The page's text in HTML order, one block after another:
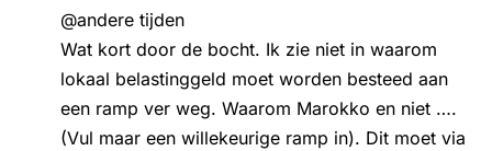
@andere tijden
Wat kort door de bocht. Ik zie niet in waarom
lokaal belastinggeld moet worden besteed aan
een ramp ver weg. Waarom Marokko en niet ….
(Vul maar een willekeurige ramp in). Dit moet via